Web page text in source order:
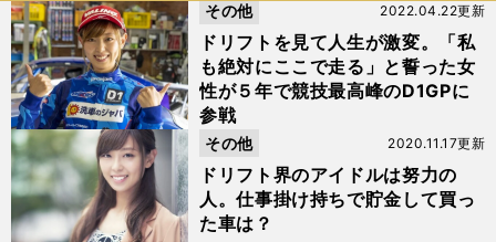
ポ
ル
テ
ィ
ー
バ
ドリフトを見て人生が激変。「私
も絶対にここで走る」と誓った女
性が５年で競技最高峰のD1GPに
参戦
2022.04.22更新
その他
ドリフト界のアイドルは努力の
人。仕事掛け持ちで貯金して買っ
た車は？
2020.11.17更新
その他